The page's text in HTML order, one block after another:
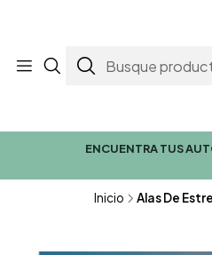
ENCUENTRA TUS
Inicio Alas De